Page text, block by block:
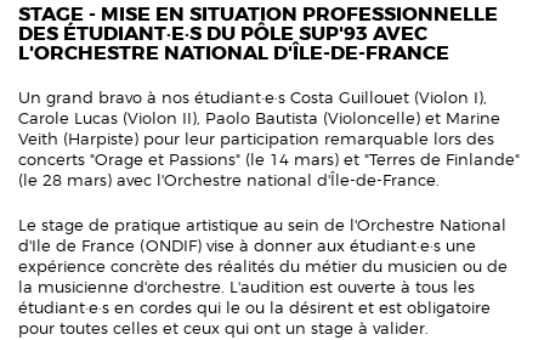
STAGE - MISE EN SITUATION PROFESSIONNELLE
DES ÉTUDIANT·E·S DU PÔLE SUP'93 AVEC
L'ORCHESTRE NATIONAL D'ÎLE-DE-FRANCE
Un grand bravo à nos étudiant·e·s Costa Guillouet (Violon I),
Carole Lucas (Violon II), Paolo Bautista (Violoncelle) et Marine
Veith (Harpiste) pour leur participation remarquable lors des
concerts "Orage et Passions" (le 14 mars) et "Terres de Finlande"
(le 28 mars) avec l'Orchestre national d'Île-de-France.
Le stage de pratique artistique au sein de l'Orchestre National
d'Ile de France (ONDIF) vise à donner aux étudiant·e·s une
expérience concrète des réalités du métier du musicien ou de
la musicienne d'orchestre. L'audition est ouverte à tous les
étudiant·e·s en cordes qui le ou la désirent et est obligatoire
pour toutes celles et ceux qui ont un stage à valider.